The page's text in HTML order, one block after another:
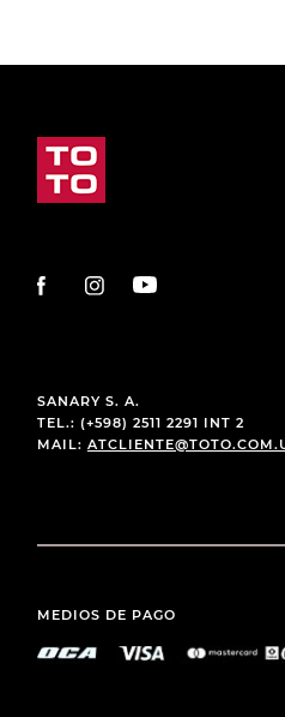
SANARY S. A.
TEL.: (+598) 2511 2291 INT 2
MAIL:
MEDIOS DE PAGO